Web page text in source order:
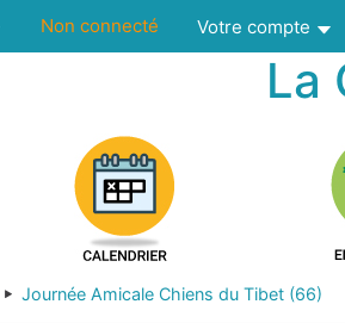
Non connecté Votre compte
La
Journée Amicale Chiens du Tibet (66)